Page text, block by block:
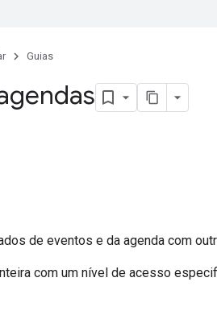
Guias
de eventos e da agenda com
com um nível de acesso